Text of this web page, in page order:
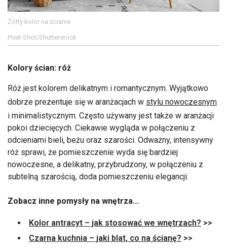
Żółty kolor na ścianie
Pixel-Shot/Shutterstock
Kolory ścian: róż
Róż jest kolorem delikatnym i romantycznym. Wyjątkowo
dobrze prezentuje się w aranżacjach w stylu nowoczesnym
i minimalistycznym. Często używany jest także w aranżacji
pokoi dziecięcych. Ciekawie wygląda w połączeniu z
odcieniami bieli, beżu oraz szarości. Odważny, intensywny
róż sprawi, że pomieszczenie wyda się bardziej
nowoczesne, a delikatny, przybrudzony, w połączeniu z
subtelną szarością, doda pomieszczeniu elegancji.
Zobacz inne pomysły na wnętrza...
Kolor antracyt – jak stosować we wnętrzach? >>
Czarna kuchnia – jaki blat, co na ścianę? >>